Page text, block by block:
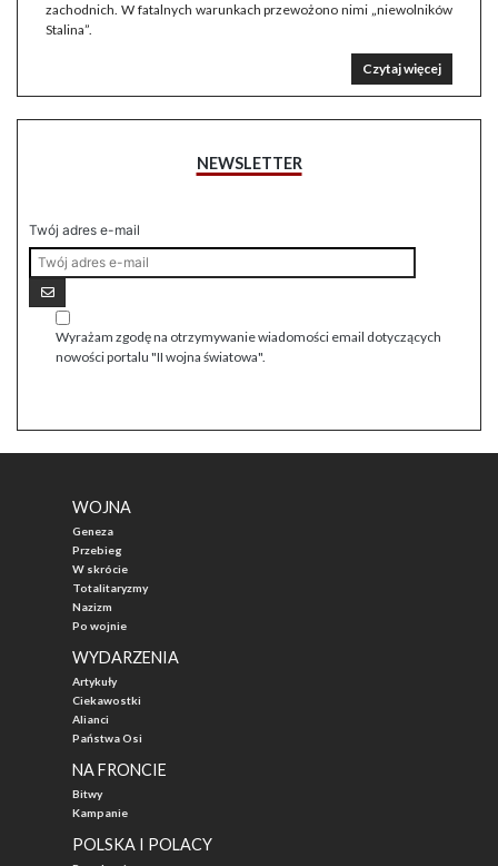
zachodnich. W fatalnych warunkach przewożono nimi „niewolników
Stalina”.
Czytaj więcej
NEWSLETTER
Twój adres e-mail
Wyrażam zgodę na otrzymywanie wiadomości email dotyczących
nowości portalu "II wojna światowa".
WOJNA
Geneza
Przebieg
W skrócie
Totalitaryzmy
Nazizm
Po wojnie
WYDARZENIA
Artykuły
Ciekawostki
Alianci
Państwa Osi
NA FRONCIE
Bitwy
Kampanie
POLSKA I POLACY